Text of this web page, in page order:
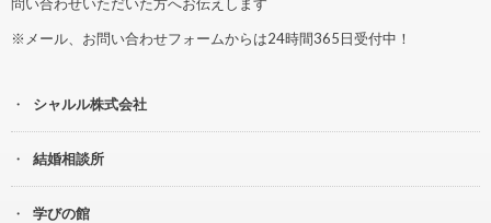
※メール、お問い合わせフォームからは24時間365日受付中！
シャルル株式会社
結婚相談所
学びの館